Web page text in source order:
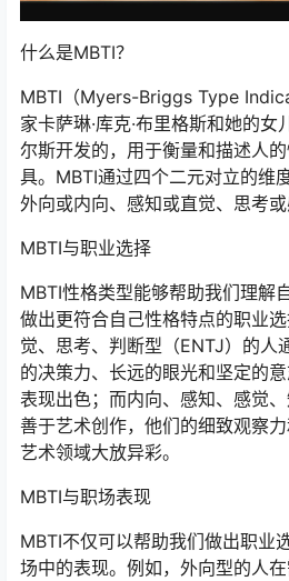
什么是MBTI？
MBTI（Myers-Briggs Type
家卡萨琳·库克·布里格斯和她的女
尔斯开发的，用于衡量和描述人
具。MBTI通过四个二元对立的维
外向或内向、感知或直觉、思考或
MBTI与职业选择
MBTI性格类型能够帮助我们理解
做出更符合自己性格特点的职业
觉、思考、判断型（ENTJ）的人
的决策力、长远的眼光和坚定的
表现出色；而内向、感知、感觉
善于艺术创作，他们的细致观察
艺术领域大放异彩。
MBTI与职场表现
MBTI不仅可以帮助我们做出职业
场中的表现。例如，外向型的人